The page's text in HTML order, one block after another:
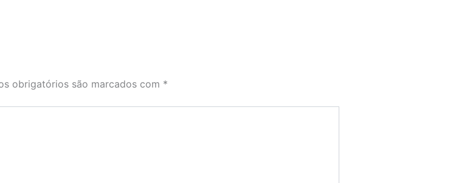
obrigatórios são marcados com *